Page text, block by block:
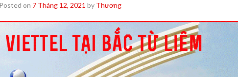
Posted on 7 Tháng 12, 2021 by Thương